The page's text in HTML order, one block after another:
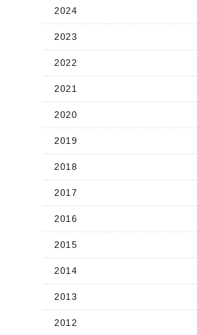
2024
2023
2022
2021
2020
2019
2018
2017
2016
2015
2014
2013
2012